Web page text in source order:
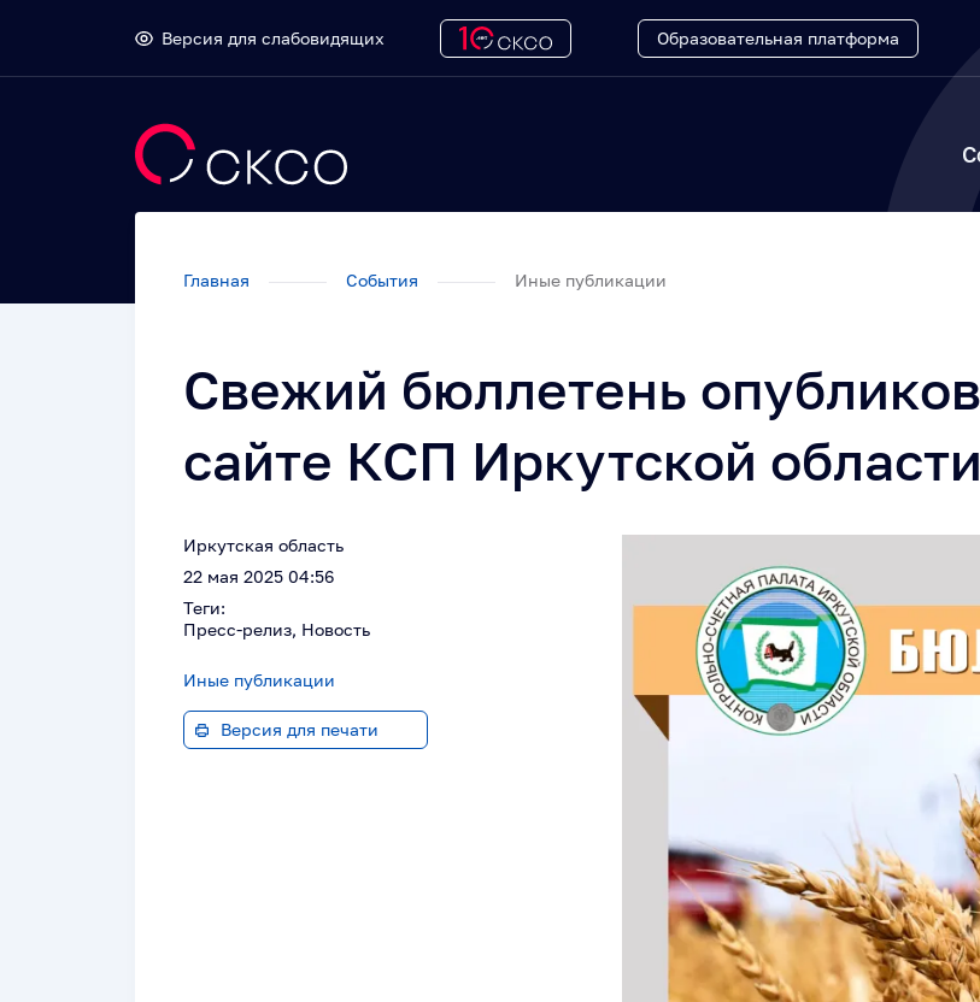
Версия для слабовидящих Образовательная платформа
Главная События Иные публикации
Свежий бюллетень
сайте КСП Иркутской области
Иркутская область
22 мая 2025 04:56
Теги:
Пресс-релиз, Новость
Иные публикации
Версия для печати